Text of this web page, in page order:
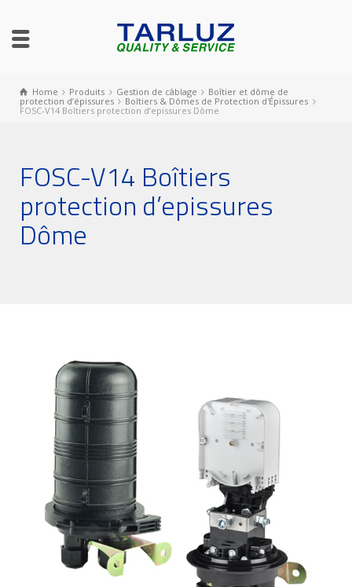
Home Produits Gestion de câblage
Boîtier et dôme de
protection d’épissures
Boîtiers & Dômes de Protection d'Épissures
FOSC-V14 Boîtiers protection d’epissures Dôme
FOSC-V14 Boîtiers
protection d’epissures
Dôme